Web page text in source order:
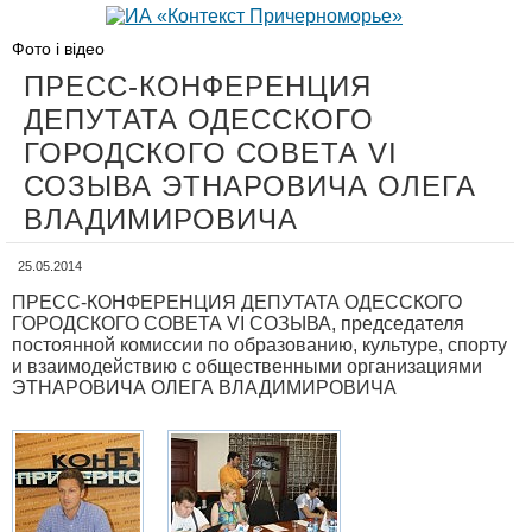
Фото і відео
ПРЕСС-КОНФЕРЕНЦИЯ
ДЕПУТАТА ОДЕССКОГО
ГОРОДСКОГО СОВЕТА VI
СОЗЫВА ЭТНАРОВИЧА ОЛЕГА
ВЛАДИМИРОВИЧА
25.05.2014
ПРЕСС-КОНФЕРЕНЦИЯ ДЕПУТАТА ОДЕССКОГО
ГОРОДСКОГО СОВЕТА VI СОЗЫВА, председателя
постоянной комиссии по образованию, культуре, спорту
и взаимодействию с общественными организациями
ЭТНАРОВИЧА ОЛЕГА ВЛАДИМИРОВИЧА